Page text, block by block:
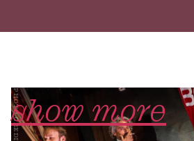
show more